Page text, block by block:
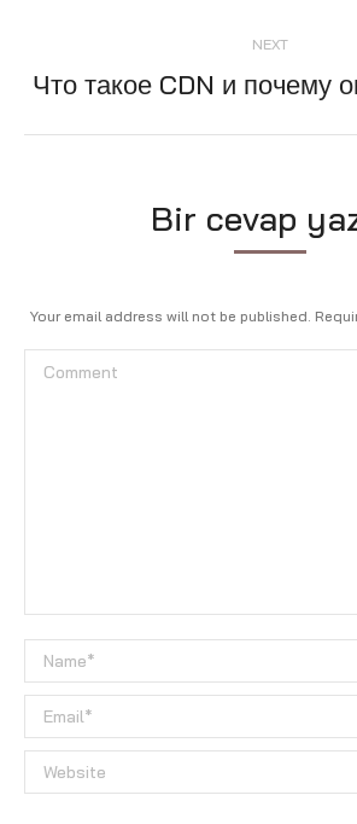
NEXT
Next
Что такое CDN и почему
Bir cevap
Your email address will not be published.
Comment
Name *
Email *
Website